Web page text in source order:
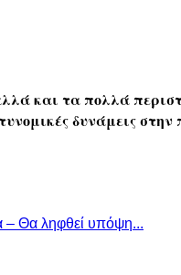
και τα πολλά
δυνάμεις στην
– Θα ληφθεί υπόψη...